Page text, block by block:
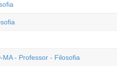
MA - Professor - Filosofia